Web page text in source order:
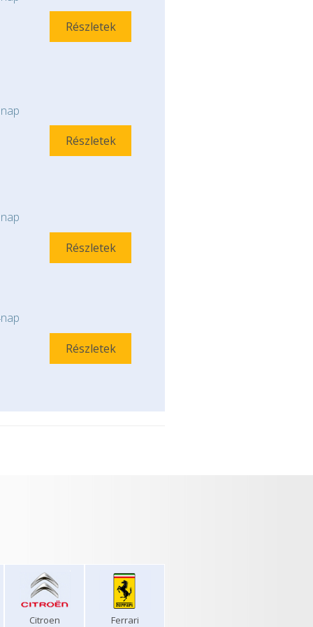
Részletek
Részletek
Részletek
Részletek
Citroen Ferrari